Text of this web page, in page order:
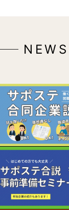
NEWS